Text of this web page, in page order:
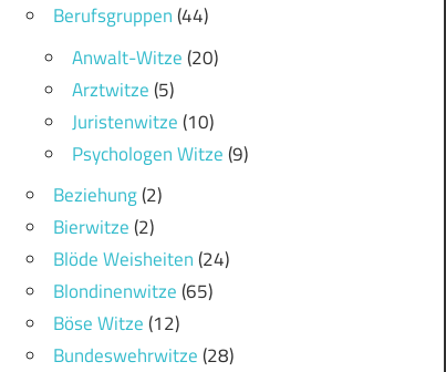
Berufsgruppen(44)
Anwalt-Witze(20)
Arztwitze(5)
Juristenwitze(10)
Psychologen Witze(9)
Beziehung(2)
Bierwitze(2)
Blöde Weisheiten(24)
Blondinenwitze(65)
Böse Witze(12)
Bundeswehrwitze(28)